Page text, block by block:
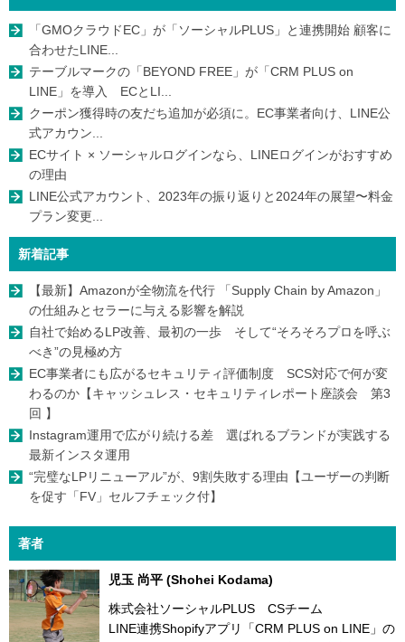
「GMOクラウドEC」が「ソーシャルPLUS」と連携開始 顧客に
合わせたLINE...
テーブルマークの「BEYOND FREE」が「CRM PLUS on
LINE」を導入 ECとLI...
クーポン獲得時の友だち追加が必須に。EC事業者向け、LINE公
式アカウン...
ECサイト × ソーシャルログインなら、LINEログインがおすすめ
の理由
LINE公式アカウント、2023年の振り返りと2024年の展望〜料金
プラン変更...
新着記事
【最新】Amazonが全物流を代行 「Supply Chain by Amazon」
の仕組みとセラーに与える影響を解説
自社で始めるLP改善、最初の一歩 そして“そろそろプロを呼ぶ
べき”の見極め方
EC事業者にも広がるセキュリティ評価制度 SCS対応で何が変
わるのか【キャッシュレス・セキュリティレポート座談会 第3
回 】
Instagram運用で広がり続ける差 選ばれるブランドが実践する
最新インスタ運用
“完璧なLPリニューアル”が、9割失敗する理由【ユーザーの判断
を促す「FV」セルフチェック付】
著者
児玉 尚平 (Shohei Kodama)
株式会社ソーシャルPLUS CSチーム
LINE連携Shopifyアプリ「CRM PLUS on LINE」の